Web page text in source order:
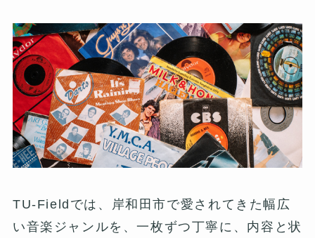
TU-Fieldでは、岸和田市で愛されてきた幅広
い音楽ジャンルを、一枚ずつ丁寧に、内容と状